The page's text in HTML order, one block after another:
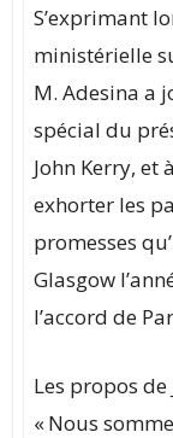
S’exprimant
ministérielle
M. Adesina a
spécial du
John Kerry, et
exhorter les
promesses
Glasgow
l’accord de
Les propos
« Nous